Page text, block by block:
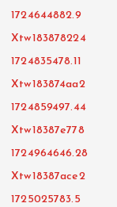
1724644882.9
Xtw183878224
1724835478.11
Xtw183874aa2
1724859497.44
Xtw18387e778
1724964646.28
Xtw18387ace2
1725025783.5